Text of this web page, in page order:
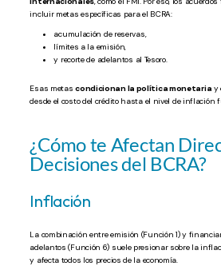
incluir metas específicas para el BCRA:
acumulación de reservas,
límites a la emisión,
y recorte de adelantos al Tesoro.
Esas metascondicionan la política monetaria y
desde el costo del crédito hasta el nivel de inflación
¿Cómo te Afectan
Decisiones del BCRA?
Inflación
La combinación entre emisión (Función 1) y
adelantos (Función 6) suele presionar sobre la
y afecta todos los precios de la economía.